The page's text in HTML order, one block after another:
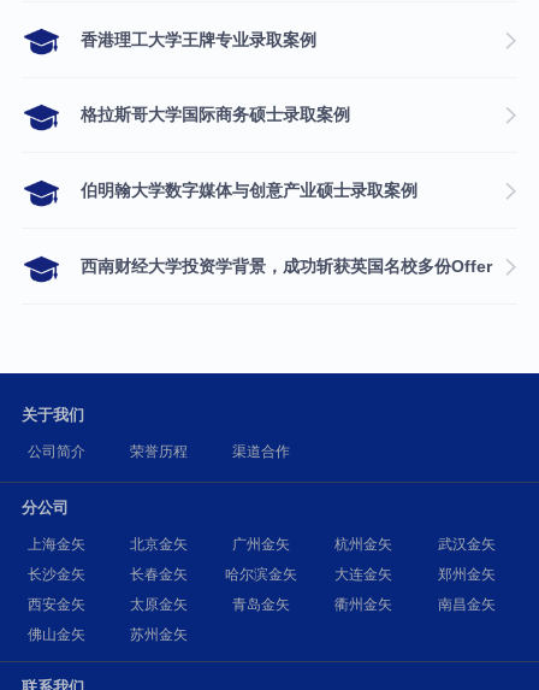
香港理工大学王牌专业录取案例
格拉斯哥大学国际商务硕士录取案例
伯明翰大学数字媒体与创意产业硕士录取案例
西南财经大学投资学背景，成功斩获英国名校多份Offer
关于我们
公司简介 荣誉历程 渠道合作
分公司
上海金矢 北京金矢 广州金矢 杭州金矢
武汉金矢
长沙金矢
长春金矢 哈尔滨金矢 大连金矢
郑州金矢
西安金矢
太原金矢 青岛金矢 衢州金矢
南昌金矢
佛山金矢
苏州金矢